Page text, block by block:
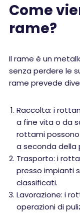
Come
rame?
Il rame è un
senza perdere le
rame prevede
Raccolta: i
a fine vita o da
rottami
a seconda della
Trasporto: i
presso impianti
classificati.
Lavorazione: i
operazioni di